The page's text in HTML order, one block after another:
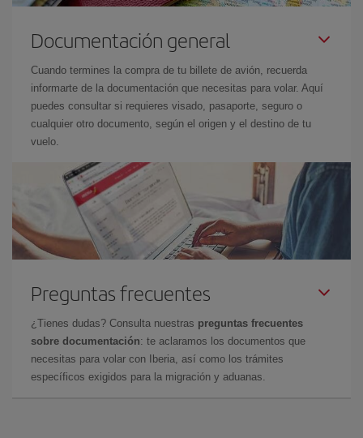
Documentación general
Cuando termines la compra de tu billete de avión, recuerda
informarte de la documentación que necesitas para volar. Aquí
puedes consultar si requieres visado, pasaporte, seguro o
cualquier otro documento, según el origen y el destino de tu
vuelo.
Preguntas frecuentes
¿Tienes dudas? Consulta nuestras preguntas frecuentes
sobre documentación: te aclaramos los documentos que
necesitas para volar con Iberia, así como los trámites
específicos exigidos para la migración y aduanas.